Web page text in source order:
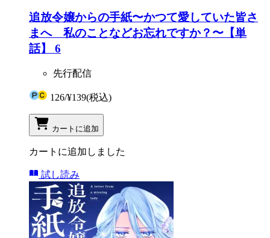
追放令嬢からの手紙〜かつて愛していた皆さ
まへ 私のことなどお忘れですか？〜【単
話】 6
先行配信
126/¥139(税込)
カートに追加
カートに追加しました
試し読み